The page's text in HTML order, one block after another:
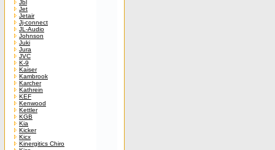
Jbl
Jet
Jetair
Jj-connect
JL-Audio
Johnson
Juki
Jura
JVC
K-9
Kaiser
Kambrook
Karcher
Kathrein
KEF
Kenwood
Kettler
KGB
Kia
Kicker
Kicx
Kinergitics Chiro